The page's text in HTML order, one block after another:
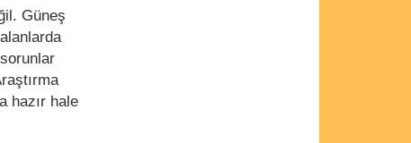
Güneş
hazır hale